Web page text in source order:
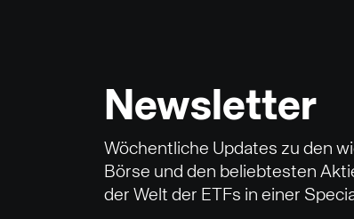
Newsletter
Wöchentliche Updates zu den
Börse und den beliebtesten
der Welt der ETFs in einer